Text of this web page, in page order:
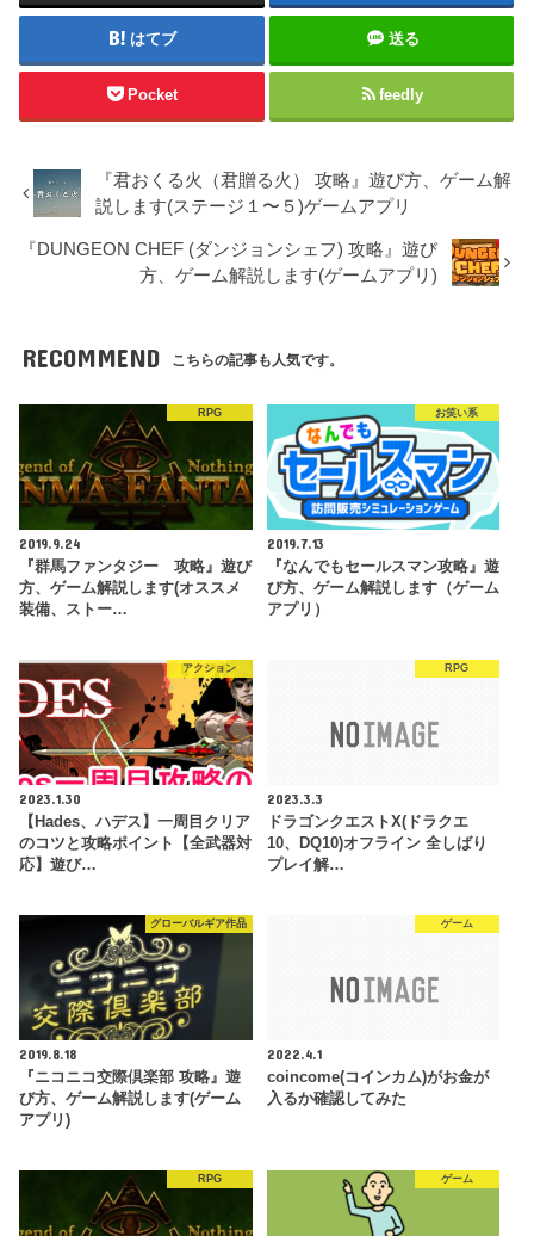
はてブ 送る
Pocket feedly
『君おくる火（君贈る火） 攻略』遊び方、ゲーム解
説します(ステージ１〜５)ゲームアプリ
『DUNGEON CHEF (ダンジョンシェフ) 攻略』遊び
方、ゲーム解説します(ゲームアプリ)
RECOMMEND こちらの記事も人気です。
RPG
2019.9.24
『群馬ファンタジー 攻略』遊び
方、ゲーム解説します(オススメ
装備、ストー…
お笑い系
2019.7.13
『なんでもセールスマン攻略』遊
び方、ゲーム解説します（ゲーム
アプリ）
アクション
2023.1.30
【Hades、ハデス】一周目クリア
のコツと攻略ポイント【全武器対
応】遊び…
RPG
2023.3.3
ドラゴンクエストX(ドラクエ
10、DQ10)オフライン 全しばり
プレイ解…
グローバルギア作品
2019.8.18
『ニコニコ交際倶楽部 攻略』遊
び方、ゲーム解説します(ゲーム
アプリ)
ゲーム
2022.4.1
coincome(コインカム)がお金が
入るか確認してみた
RPG ゲーム